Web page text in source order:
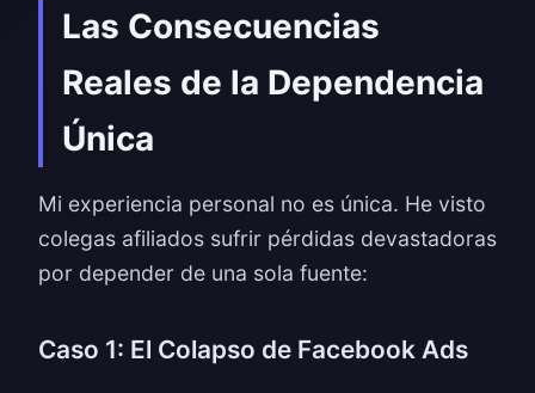
Las Consecuencias
Reales de la Dependencia
Única
Mi experiencia personal no es única. He visto
colegas afiliados sufrir pérdidas devastadoras
por depender de una sola fuente:
Caso 1: El Colapso de Facebook Ads